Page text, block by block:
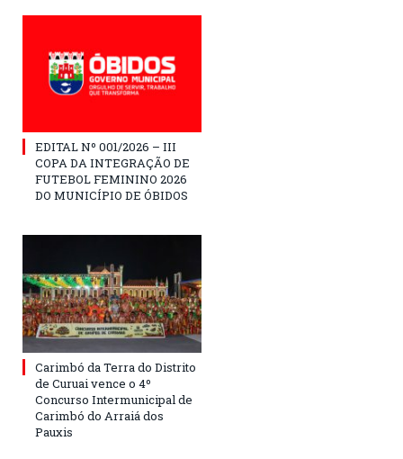
EDITAL Nº 001/2026 – III
COPA DA INTEGRAÇÃO DE
FUTEBOL FEMININO 2026
DO MUNICÍPIO DE ÓBIDOS
Carimbó da Terra do Distrito
de Curuai vence o 4º
Concurso Intermunicipal de
Carimbó do Arraiá dos
Pauxis